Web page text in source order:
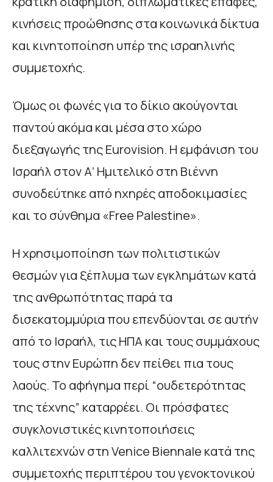
κινήσεις προώθησης στα κοινωνικά δίκτυα
και κινητοποίηση υπέρ της ισραηλινής
συμμετοχής.
Όμως οι φωνές για το δίκιο ακούγονται
παντού ακόμα και μέσα στο χώρο
διεξαγωγής της Eurovision. Η εμφάνιση του
Ισραήλ στον Α’ Ημιτελικό στη Βιέννη
συνοδεύτηκε από ηχηρές αποδοκιμασίες
και το σύνθημα «Free Palestine».
Η χρησιμοποίηση των πολιτιστικών
θεσμών για ξέπλυμα των εγκλημάτων κατά
της ανθρωπότητας παρά τα
δισεκατομμύρια που επενδύονται σε αυτήν
από το Ισραήλ, τις ΗΠΑ και τους συμμάχους
τους στην Ευρώπη δεν πείθει πια τους
λαούς. Το αφήγημα περί “ουδετερότητας
της τέχνης” καταρρέει. Οι πρόσφατες
συγκλονιστικές κινητοποιήσεις
καλλιτεχνών στη Venice Biennale κατά της
συμμετοχής περιπτέρου του γενοκτονικού